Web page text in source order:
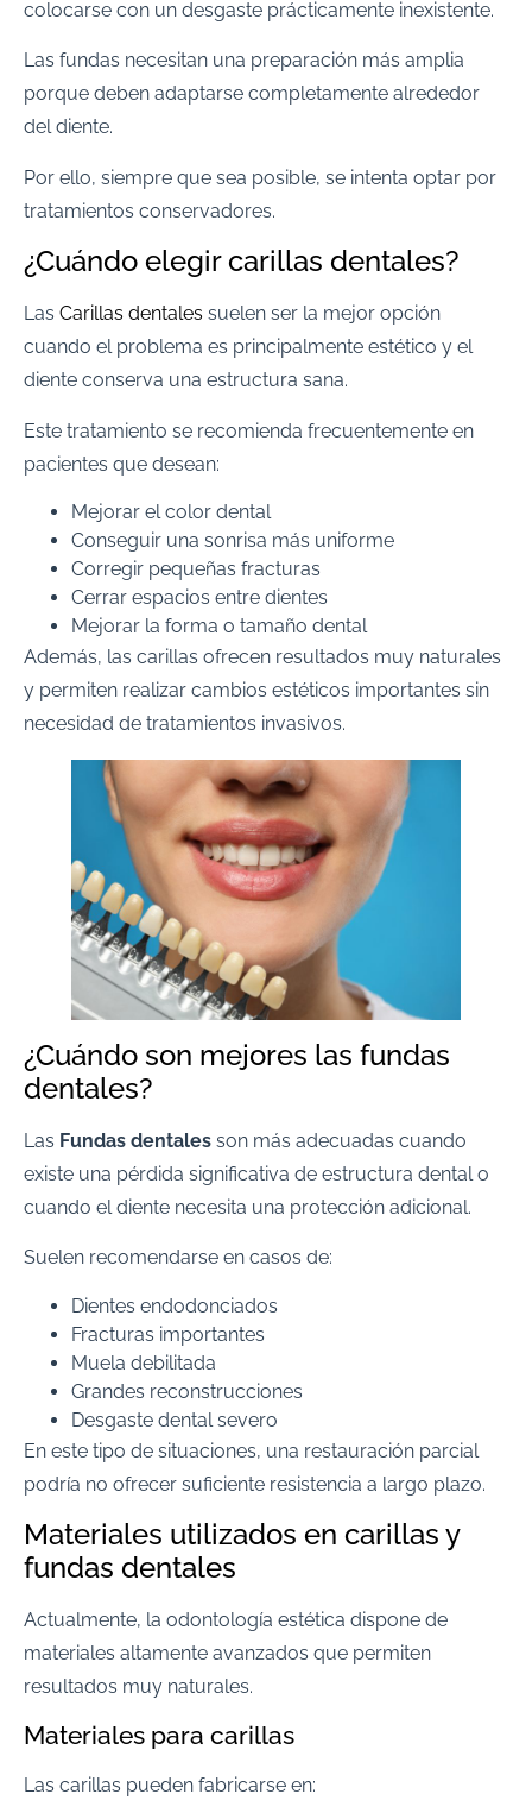
colocarse con un desgaste prácticamente inexistente.
Las fundas necesitan una preparación más amplia
porque deben adaptarse completamente alrededor
del diente.
Por ello, siempre que sea posible, se intenta optar por
tratamientos conservadores.
¿Cuándo elegir carillas dentales?
Las Carillas dentales suelen ser la mejor opción
cuando el problema es principalmente estético y el
diente conserva una estructura sana.
Este tratamiento se recomienda frecuentemente en
pacientes que desean:
Mejorar el color dental
Conseguir una sonrisa más uniforme
Corregir pequeñas fracturas
Cerrar espacios entre dientes
Mejorar la forma o tamaño dental
Además, las carillas ofrecen resultados muy naturales
y permiten realizar cambios estéticos importantes sin
necesidad de tratamientos invasivos.
¿Cuándo son mejores las fundas
dentales?
Las Fundas dentales son más adecuadas cuando
existe una pérdida significativa de estructura dental o
cuando el diente necesita una protección adicional.
Suelen recomendarse en casos de:
Dientes endodonciados
Fracturas importantes
Muela debilitada
Grandes reconstrucciones
Desgaste dental severo
En este tipo de situaciones, una restauración parcial
podría no ofrecer suficiente resistencia a largo plazo.
Materiales utilizados en carillas y
fundas dentales
Actualmente, la odontología estética dispone de
materiales altamente avanzados que permiten
resultados muy naturales.
Materiales para carillas
Las carillas pueden fabricarse en: